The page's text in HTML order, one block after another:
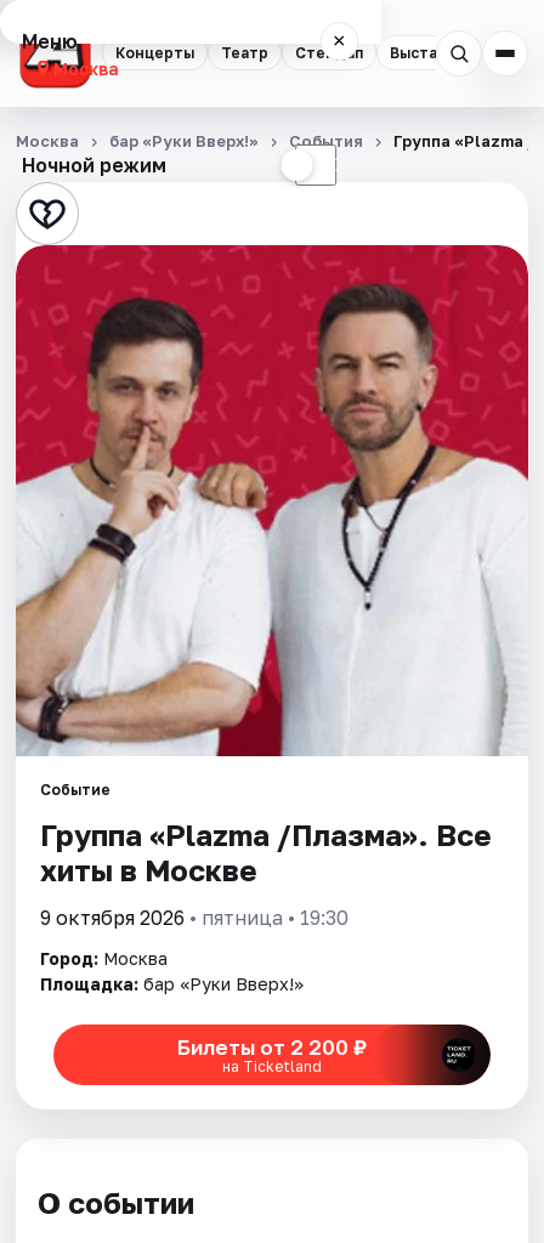
Концерты Театр Стендап Выставки
Меню ×
Москва
Концерты
Театр
Стендап
Выставки
Квесты
Экскурсии
Спорт
События
Города
Площадки
Артисты
Ночной режим ☾
Москва бар «Руки Вверх!» События Группа «Plazma
Событие
Группа «Plazma /Плазма». Все
хиты в Москве
9 октября 2026 • пятница • 19:30
Город: Москва
Площадка: бар «Руки Вверх!»
Билеты от 2 200 ₽
на Ticketland
О событии